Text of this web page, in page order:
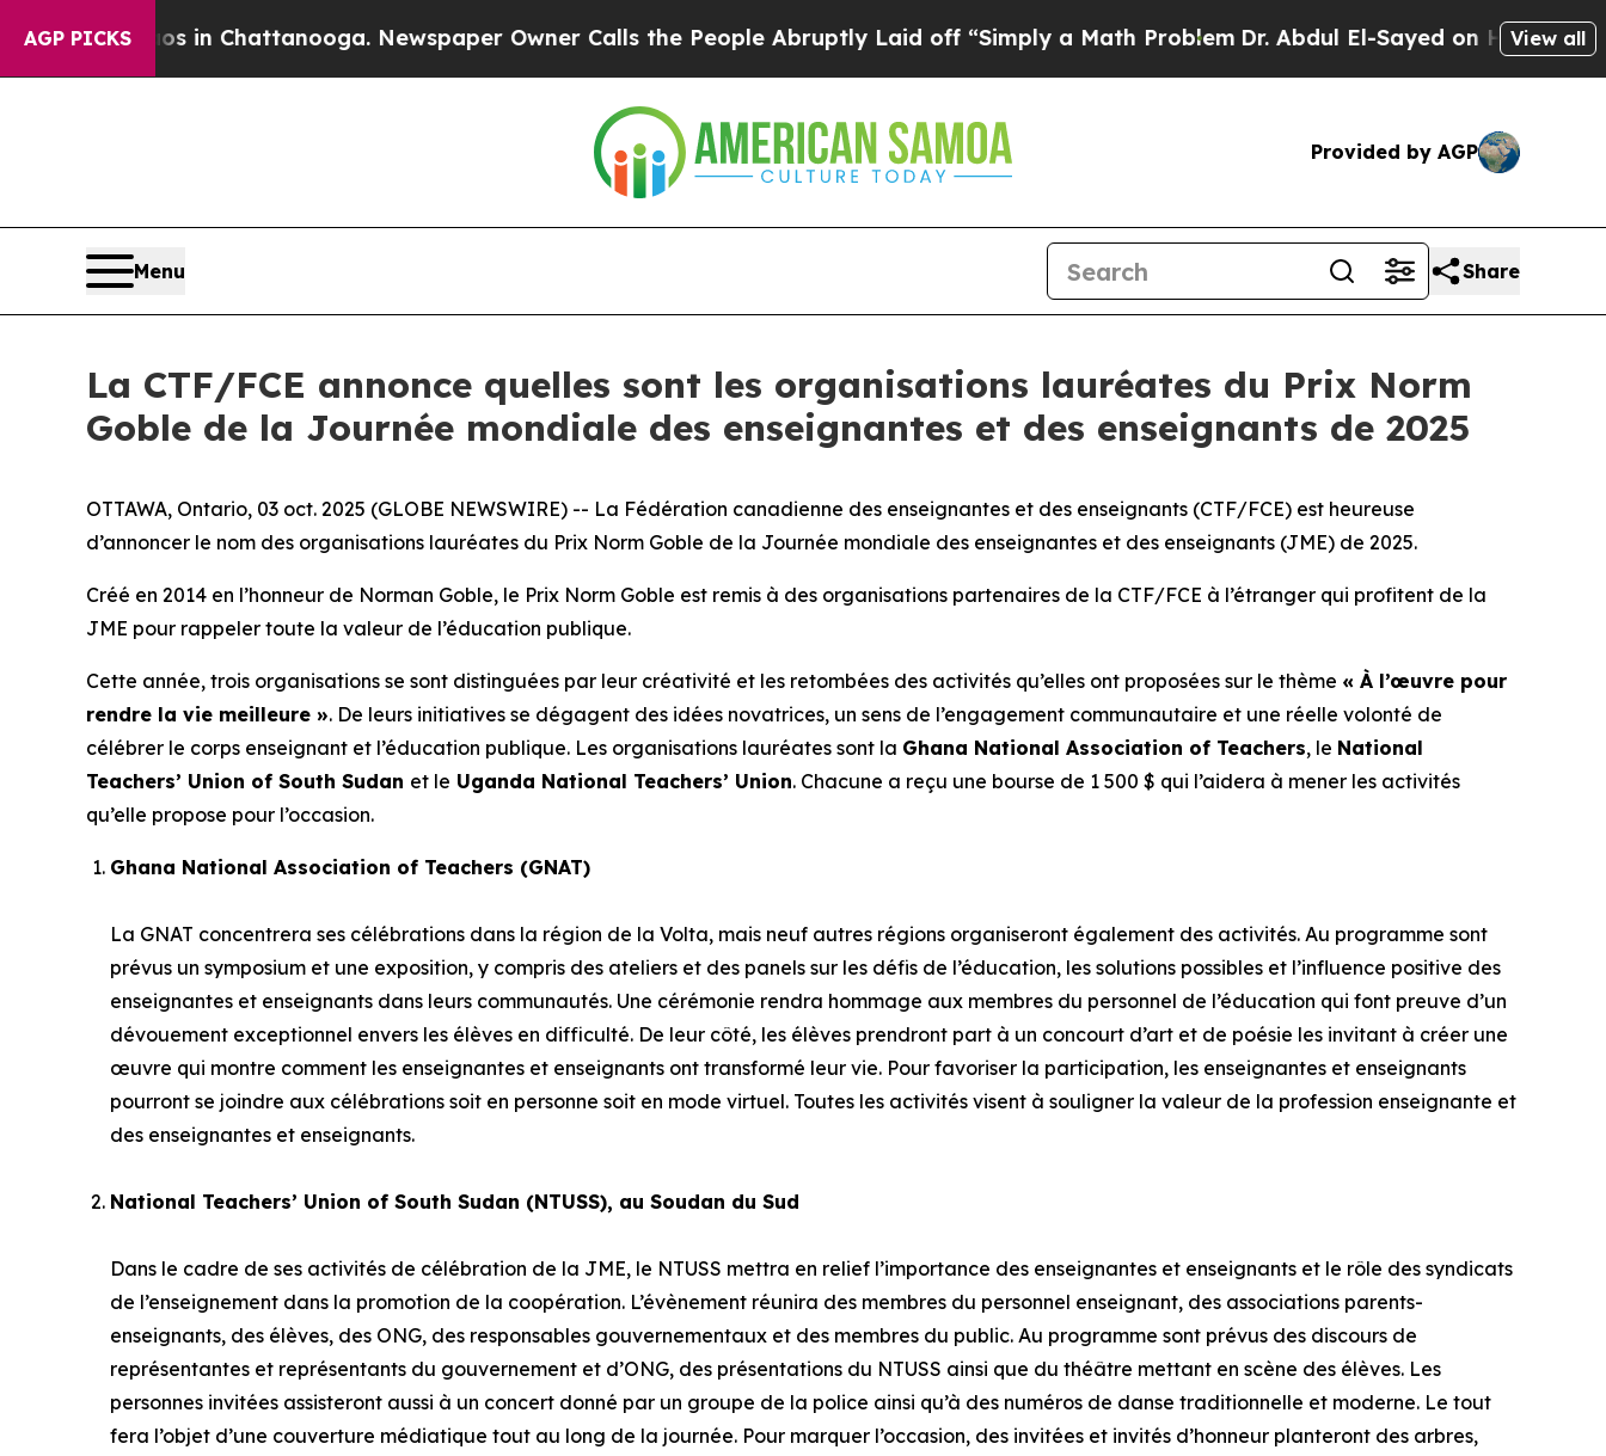
AGP PICKS
Chaos in Chattanooga. Newspaper Owner Calls the People Abruptly Laid off “Simply a Math ProblemDr. Abdul El-Sayed on Historic View all
Provided by AGP
Menu Share
La CTF/FCE annonce quelles sont les organisations lauréates du Prix Norm
Goble de la Journée mondiale des enseignantes et des enseignants de 2025
OTTAWA, Ontario, 03 oct. 2025 (GLOBE NEWSWIRE) -- La Fédération canadienne des enseignantes et des enseignants (CTF/FCE) est heureuse
d’annoncer le nom des organisations lauréates du Prix Norm Goble de la Journée mondiale des enseignantes et des enseignants (JME) de 2025.
Créé en 2014 en l’honneur de Norman Goble, le Prix Norm Goble est remis à des organisations partenaires de la CTF/FCE à l’étranger qui profitent de la
JME pour rappeler toute la valeur de l’éducation publique.
Cette année, trois organisations se sont distinguées par leur créativité et les retombées des activités qu’elles ont proposées sur le thème « À l’œuvre pour
rendre la vie meilleure ». De leurs initiatives se dégagent des idées novatrices, un sens de l’engagement communautaire et une réelle volonté de
célébrer le corps enseignant et l’éducation publique. Les organisations lauréates sont la Ghana National Association of Teachers, le National
Teachers’ Union of South Sudan et le Uganda National Teachers’ Union. Chacune a reçu une bourse de 1 500 $ qui l’aidera à mener les activités
qu’elle propose pour l’occasion.
Ghana National Association of Teachers (GNAT)
La GNAT concentrera ses célébrations dans la région de la Volta, mais neuf autres régions organiseront également des activités. Au programme sont
prévus un symposium et une exposition, y compris des ateliers et des panels sur les défis de l’éducation, les solutions possibles et l’influence positive des
enseignantes et enseignants dans leurs communautés. Une cérémonie rendra hommage aux membres du personnel de l’éducation qui font preuve d’un
dévouement exceptionnel envers les élèves en difficulté. De leur côté, les élèves prendront part à un concourt d’art et de poésie les invitant à créer une
œuvre qui montre comment les enseignantes et enseignants ont transformé leur vie. Pour favoriser la participation, les enseignantes et enseignants
pourront se joindre aux célébrations soit en personne soit en mode virtuel. Toutes les activités visent à souligner la valeur de la profession enseignante et
des enseignantes et enseignants.
National Teachers’ Union of South Sudan (NTUSS), au Soudan du Sud
Dans le cadre de ses activités de célébration de la JME, le NTUSS mettra en relief l’importance des enseignantes et enseignants et le rôle des syndicats
de l’enseignement dans la promotion de la coopération. L’évènement réunira des membres du personnel enseignant, des associations parents-
enseignants, des élèves, des ONG, des responsables gouvernementaux et des membres du public. Au programme sont prévus des discours de
représentantes et représentants du gouvernement et d’ONG, des présentations du NTUSS ainsi que du théâtre mettant en scène des élèves. Les
personnes invitées assisteront aussi à un concert donné par un groupe de la police ainsi qu’à des numéros de danse traditionnelle et moderne. Le tout
fera l’objet d’une couverture médiatique tout au long de la journée. Pour marquer l’occasion, des invitées et invités d’honneur planteront des arbres,